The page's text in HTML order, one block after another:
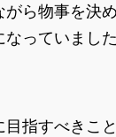
がら物事を決
っていました
目指すべきこ